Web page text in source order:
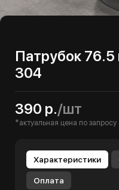
Патрубок
304
390 р./шт
*актуальная цена по запросу
Характеристики
Оплата